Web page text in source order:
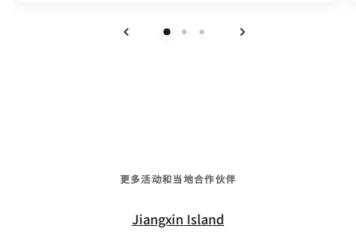
更多活动和当地合作伙伴
Jiangxin Island